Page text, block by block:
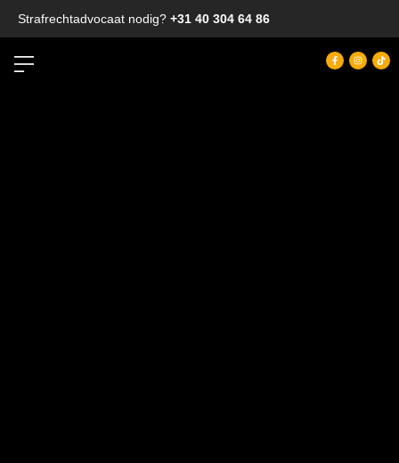
Strafrechtadvocaat nodig? +31 40 304 64 86